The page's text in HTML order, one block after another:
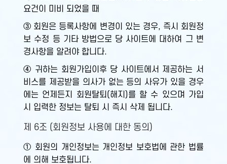
요건이 미비 되었을 때
③ 회원은 등록사항에 변경이 있는 경우, 즉시 회원정
보 수정 등 기타 방법으로 당 사이트에 대하여 그 변
경사항을 알려야 합니다.
④ 귀하는 회원가입이후 당 사이트에서 제공하는 서
비스를 제공받을 의사가 없는 등의 사유가 있을 경우
에는 언제든지 회원탈퇴(해지)를 할 수 있으며 가입
시 입력한 정보는 탈퇴 시 즉시 삭제 됩니다.
제 6조 (회원정보 사용에 대한 동의)
① 회원의 개인정보는 개인정보 보호법에 관한 법률
에 의해 보호됩니다.